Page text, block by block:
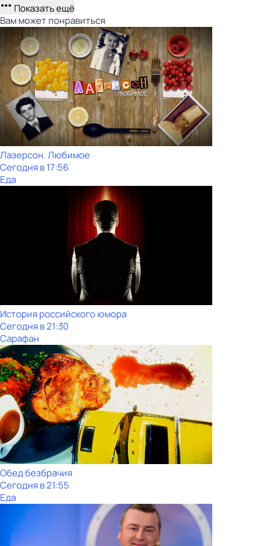
Показать ещё
Вам может понравиться
Лазерсон. Любимое
Сегодня в 17:56
Еда
История российского юмора
Сегодня в 21:30
Сарафан
Обед безбрачия
Сегодня в 21:55
Еда